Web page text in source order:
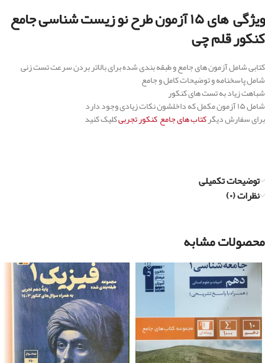
ویژگی های ۱۵ آزمون طرح نو زیست شناسی جامع
کنکور قلم چی
کتابی شامل آزمون های جامع و طبقه بندی شده برای بالاتر بردن سرعت تست زنی
شامل پاسخنامه و توضیحات کامل و جامع
شباهت زیاد به تست های کنکور
شامل ۱۵ آزمون مکمل که داخلشون نکات زیادی وجود دارد
برای سفارش دیگرکتاب های جامع کنکور تجربیکلیک کنید
توضیحات تکمیلی
نظرات (۰)
محصولات مشابه